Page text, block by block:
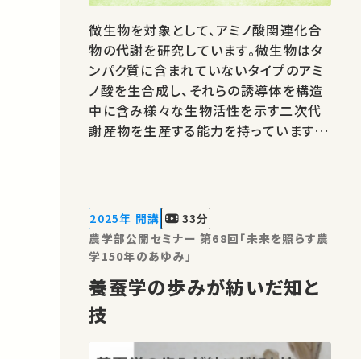
微生物を対象として、アミノ酸関連化合
物の代謝を研究しています。微生物はタ
ンパク質に含まれていないタイプのアミ
ノ酸を生合成し、それらの誘導体を構造
中に含み様々な生物活性を示す二次代
謝産物を生産する能力を持っています。
誰かの学びに繋がるかもしれません。 お
気に入りの講義・講演があればSNSなど
でシ…
2025年 開講
33分
農学部公開セミナー 第68回「未来を照らす農
学150年のあゆみ」
養蚕学の歩みが紡いだ知と
技